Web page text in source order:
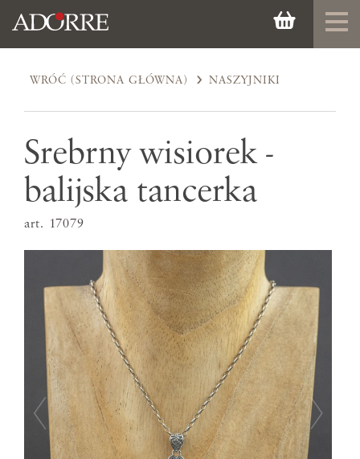
WRÓĆ (STRONA GŁÓWNA) NASZYJNIKI
Srebrny wisiorek -
balijska tancerka
art. 17079